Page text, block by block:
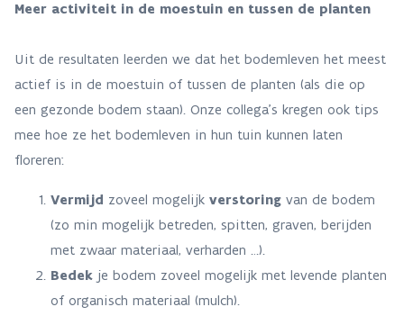
Meer activiteit in de moestuin en tussen de planten
Uit de resultaten leerden we dat het bodemleven het meest
actief is in de moestuin of tussen de planten (als die op
een gezonde bodem staan). Onze collega’s kregen ook tips
mee hoe ze het bodemleven in hun tuin kunnen laten
floreren:
Vermijd zoveel mogelijk verstoring van de bodem
(zo min mogelijk betreden, spitten, graven, berijden
met zwaar materiaal, verharden …).
Bedek je bodem zoveel mogelijk met levende planten
of organisch materiaal (mulch).